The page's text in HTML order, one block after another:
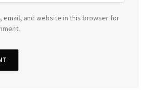
email, and website in this browser for